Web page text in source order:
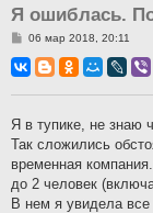
Я ошиблась.
С
о
б
и
е
06 мар 2018, 20:11
Я в тупике, не знаю
Так сложились
временная
до 2 человек
В нем я увидела все